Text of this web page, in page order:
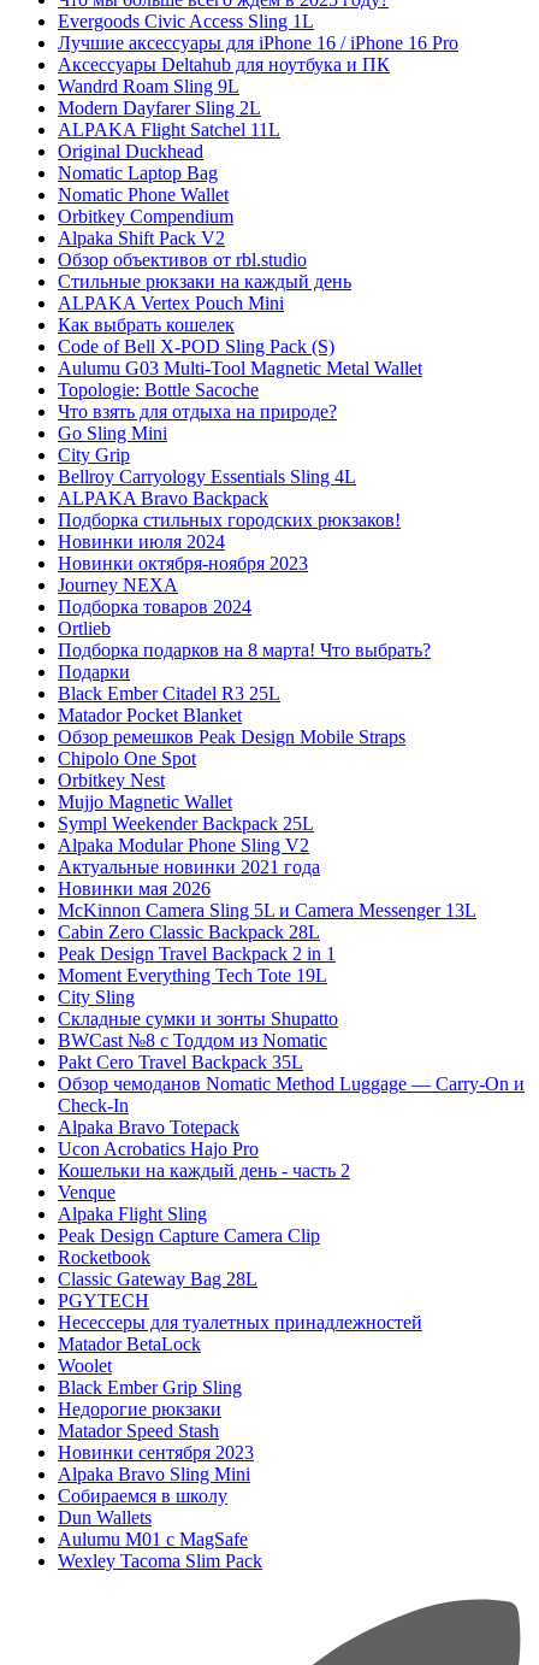
Evergoods Civic Access Sling 1L
Лучшие аксессуары для iPhone 16 / iPhone 16 Pro
Аксессуары Deltahub для ноутбука и ПК
Wandrd Roam Sling 9L
Modern Dayfarer Sling 2L
ALPAKA Flight Satchel 11L
Original Duckhead
Nomatic Laptop Bag
Nomatic Phone Wallet
Orbitkey Compendium
Alpaka Shift Pack V2
Обзор объективов от rbl.studio
Стильные рюкзаки на каждый день
ALPAKA Vertex Pouch Mini
Как выбрать кошелек
Code of Bell X-POD Sling Pack (S)
Aulumu G03 Multi-Tool Magnetic Metal Wallet
Topologie: Bottle Sacoche
Что взять для отдыха на природе?
Go Sling Mini
City Grip
Bellroy Carryology Essentials Sling 4L
ALPAKA Bravo Backpack
Подборка стильных городских рюкзаков!
Новинки июля 2024
Новинки октября-ноября 2023
Journey NEXA
Подборка товаров 2024
Ortlieb
Подборка подарков на 8 марта! Что выбрать?
Подарки
Black Ember Citadel R3 25L
Matador Pocket Blanket
Обзор ремешков Peak Design Mobile Straps
Chipolo One Spot
Orbitkey Nest
Mujjo Magnetic Wallet
Sympl Weekender Backpack 25L
Alpaka Modular Phone Sling V2
Актуальные новинки 2021 года
Новинки мая 2026
McKinnon Camera Sling 5L и Camera Messenger 13L
Cabin Zero Classic Backpack 28L
Peak Design Travel Backpack 2 in 1
Moment Everything Tech Tote 19L
City Sling
Складные сумки и зонты Shupatto
BWCast №8 с Тоддом из Nomatic
Pakt Cero Travel Backpack 35L
Обзор чемоданов Nomatic Method Luggage — Carry-On и
Check-In
Alpaka Bravo Totepack
Ucon Acrobatics Hajo Pro
Кошельки на каждый день - часть 2
Venque
Alpaka Flight Sling
Peak Design Capture Camera Clip
Rocketbook
Classic Gateway Bag 28L
PGYTECH
Несессеры для туалетных принадлежностей
Matador BetaLock
Woolet
Black Ember Grip Sling
Недорогие рюкзаки
Matador Speed Stash
Новинки сентября 2023
Alpaka Bravo Sling Mini
Собираемся в школу
Dun Wallets
Aulumu M01 с MagSafe
Wexley Tacoma Slim Pack